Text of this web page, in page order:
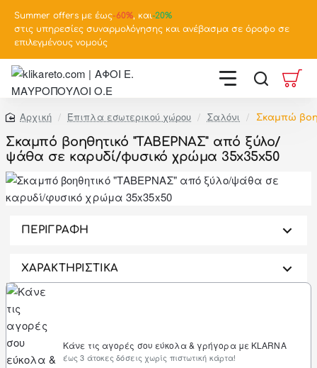
Summer offers με έως-60%, και-20%
στις υπηρεσίες συναρμολόγησης και ανέβασμα σε όροφο σε
επιλεγμένους νομούς
home
Έπιπλα εσωτερικού χώρου Σαλόνι Σκαμπώ
Σκαμπό βοηθητικό "ΤΑΒΕΡΝΑΣ" από ξύλο/
ψάθα σε καρυδί/φυσικό χρώμα 35x35x50
ΠΕΡΙΓΡΑΦΗ
ΧΑΡΑΚΤΗΡΙΣΤΙΚΑ
Κάνε τις αγορές σου εύκολα & γρήγορα με KLARNA
έως 3 άτοκες δόσεις χωρίς πιστωτική κάρτα!